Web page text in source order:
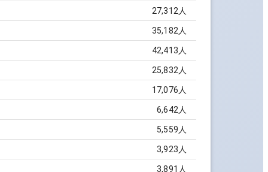
27,312 人
35,182 人
42,413 人
25,832 人
17,076 人
6,642 人
5,559 人
3,923 人
3,891 人